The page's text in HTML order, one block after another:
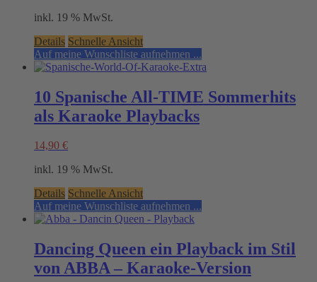
inkl. 19 % MwSt.
Details Schnelle Ansicht
Auf meine Wunschliste aufnehmen ...
10 Spanische All-TIME Sommerhits
als Karaoke Playbacks
14,90 €
inkl. 19 % MwSt.
Details Schnelle Ansicht
Auf meine Wunschliste aufnehmen ...
Dancing Queen ein Playback im Stil
von ABBA – Karaoke-Version